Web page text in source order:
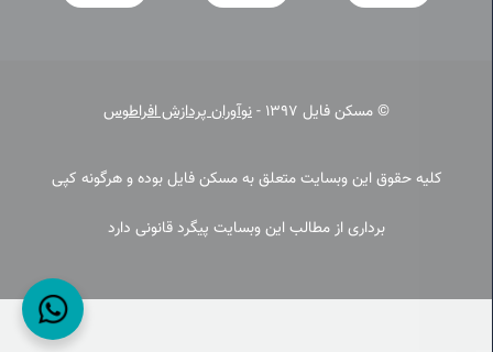
© مسکن فایل 1397 - نوآوران پردازش افراطوس
کلیه حقوق این وبسایت متعلق به مسکن فایل بوده و هرگونه کپی
برداری از مطالب این وبسایت پیگرد قانونی دارد